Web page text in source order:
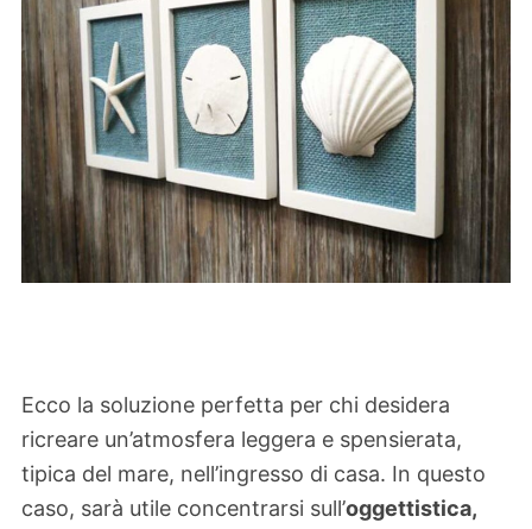
Ecco la soluzione perfetta per chi desidera
ricreare un’atmosfera leggera e spensierata,
tipica del mare, nell’ingresso di casa. In questo
caso, sarà utile concentrarsi sull’oggettistica,